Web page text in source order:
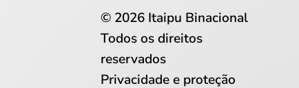
© 2026 Itaipu Binacional
Todos os direitos
reservados
Privacidade e proteção